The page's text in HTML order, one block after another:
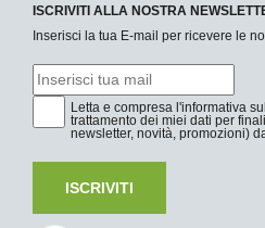
ISCRIVITI ALLA NOSTRA
Inserisci la tua E-mail per ricevere le
Letta e compresa l'informativa
trattamento dei miei dati per
newsletter, novità, promozioni)
ISCRIVITI